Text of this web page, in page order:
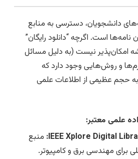
دانشجویان، دسترسی به منابع
نامه‌ها است. اگرچه “دانلود رایگان”
امکان‌پذیر نیست (به دلیل مسائل
و روش‌هایی وجود دارد که
به حجم عظیمی از اطلاعات علمی
علمی معتبر:
IEEE Xplore Digital منبع
برای مهندسی برق و کامپیوتر.